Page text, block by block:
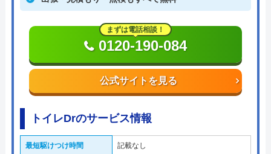
公式サイトを見る
まずは電話相談！
0120-190-084
トイレDrのサービス情報
最短駆けつけ時間 記載なし